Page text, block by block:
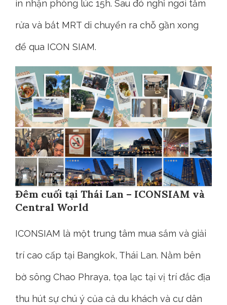
in nhận phòng lúc 15h. Sau đó nghỉ ngơi tắm
rửa và bắt MRT di chuyển ra chỗ gần xong
để qua ICON SIAM.
Đêm cuối tại Thái Lan – ICONSIAM và
Central World
ICONSIAM là một trung tâm mua sắm và giải
trí cao cấp tại Bangkok, Thái Lan. Nằm bên
bờ sông Chao Phraya, tọa lạc tại vị trí đắc địa
thu hút sự chú ý của cả du khách và cư dân